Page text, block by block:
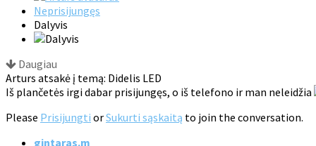
Neprisijungęs
Dalyvis
Daugiau
Arturs atsakė į temą: Didelis LED
Iš plančetės irgi dabar prisijungęs, o iš telefono ir man neleidžia
Please Prisijungti orSukurti sąskaitą to join the conversation.
gintaras.m